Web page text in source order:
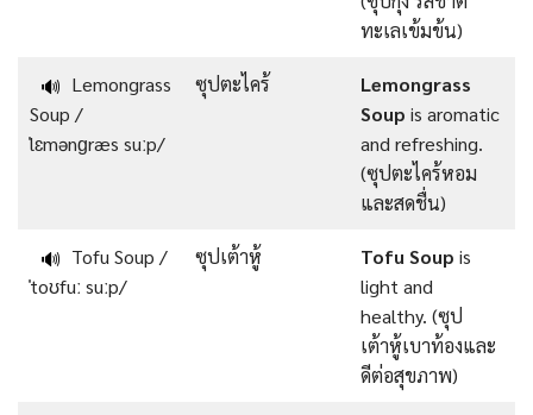
ทะเลเข้มข้น)
🔊 Lemongrass
Soup /
ˈlɛmənɡræs suːp/
ซุปตะไคร้
Lemongrass
Soup is aromatic
and refreshing.
(ซุปตะไคร้หอม
และสดชื่น)
🔊 Tofu Soup /
ˈtoʊfuː suːp/
ซุปเต้าหู้ Tofu Soup is
light and
healthy. (ซุป
เต้าหู้เบาท้องและ
ดีต่อสุขภาพ)